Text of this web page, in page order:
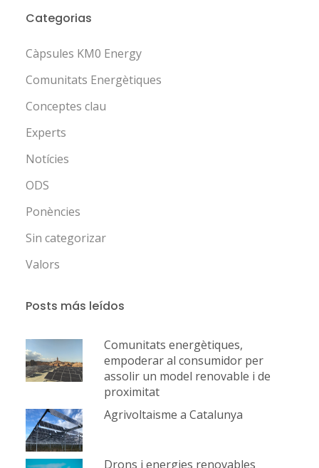
Categorias
Càpsules KM0 Energy
Comunitats Energètiques
Conceptes clau
Experts
Notícies
ODS
Ponències
Sin categorizar
Valors
Posts más leídos
Comunitats energètiques,
empoderar al consumidor per
assolir un model renovable i de
proximitat
Agrivoltaisme a Catalunya
Drons i energies renovables